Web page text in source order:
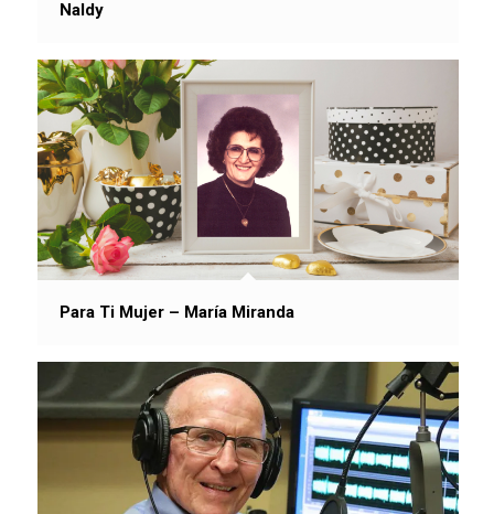
Naldy
Para Ti Mujer – María Miranda